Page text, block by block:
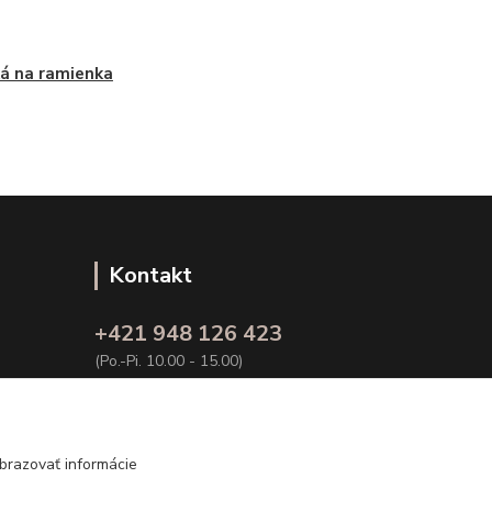
na ramienka
Kontakt
+421 948 126 423
(Po.-Pi. 10.00 - 15.00)
informácie